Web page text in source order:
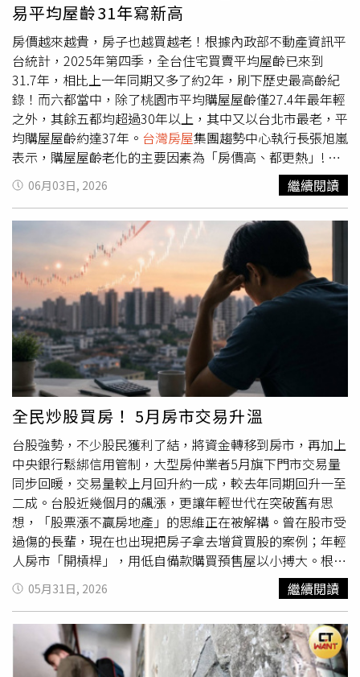
自住等需求，提供更彈性的貸款條件，讓真正有居住需求的
人不被過度限制，讓房市回到溫和、穩健、健康發展的軌
道。高力國際不動產業主代表服務部董事黃舒衛則表示，此
次央行理監事會議象徵房市正式告別高度政策干預階段，整
體市場結構將呈現「量穩價整、區域分化、長線資金提前布
局」並行的中期格局，房市定價權亦逐步回歸購買力面，提
醒賣方認清目前的資金、供需環境，告別超漲泡影，盡早重
新定價，而買方也要掌握難得的議價機會。他同時也建議主
管機關務實檢討高價住宅總價天花板、換屋貸款需求，同時
配合都更、危老政策持續擴大、轉型，調整土建融成數，才
是貼近市場需求、推進產業升級的關鍵。張旭嵐也進一步指
出，下半年房市觀察重點，除了關注熱錢流向外，另一個就
是通膨問題。近期我國的通膨率超過2%警戒線，若後續未
能回落至2%以下，下半年升息的可能性將提高；由於當前
房貸的利率水平已來到近17年新高，升息恐加深民眾的購屋
負擔，減損市場復甦力道，因此通膨高低牽動利率走勢，成
為下半年房市的重要變數。
易平均屋齡31年寫新高
房價越來越貴，房子也越買越老！根據內政部不動產資訊平
台統計，2025年第四季，全台住宅買賣平均屋齡已來到
31.7年，相比上一年同期又多了約2年，刷下歷史最高齡紀
錄！而六都當中，除了桃園市平均購屋屋齡僅27.4年最年輕
之外，其餘五都均超過30年以上，其中又以台北市最老，平
均購屋屋齡約達37年。 台灣房屋集團趨勢中心執行長張旭嵐
表示，購屋屋齡老化的主要因素為「房價高、都更熱」! 隨
房價持續攀升，不少購屋族只能「以屋齡換房價」的方式來
降低購屋門檻，使整體市場平均購屋屋齡持續墊高。尤其台
北市精華區老屋多、新屋貴，入手中古老宅整新翻修，成為
市場交易主力。此外，都會區素地難求，土融條件嚴苛，讓
危老成為近年建商積極發展重點，也相對推促屋齡30年以上
具改建潛力的老屋交易更為熱絡，推升購屋屋齡居高不下。
至於桃園購屋平均屋齡六都最年輕，主要受惠於脫北潮人口
移入、重劃區開發及捷運建設帶動，不少新興開發區釋出大
量新屋供給，買氣吸納北北桃首購族與年輕家庭。張旭嵐指
出，老屋雖然具備總價較低、地段機能成熟等優勢，但也可
能面臨建物結構老化、維修成本增加及貸款條件受限等問
題，影響居住品質與貸款上的財務壓力。另根據統計，六都
各行政區中，平均購屋屋齡最年輕寶座，由台南市善化區摘
下，平均購屋屋齡僅有約14.7年。其餘像是新北市淡水區、
桃園市桃園區，平均購屋屋齡均僅約2字頭左右。台北市則
以內湖區最年輕，但平均屋齡也有30.8年，台灣房屋集團趨
勢中心經理李家妮表示，購屋屋齡較年輕的行政區，多半受
惠於新興重劃區開發、重大建設或產業聚落帶動，使輕屋齡
住宅供給充足，加上首購族與年輕家庭普遍偏好屋況新穎、
具電梯及完善公設的住宅產品，因此房價相對親民的蛋白區
重劃區，更容易吸引自住買盤進駐，也使區段整體交易屋齡
相對年輕。像是新北市淡水區，因淡海新市鎮持續推案，市
場新屋供需湧現；台南市善化區則受惠於南科產業效應，吸
引大量科技就業人口進駐，以善化購屋熱區LM特區來說，
近年來新興住宅聚落開發快速，該特區住宅最老屋齡僅有14
年，也帶動該區交易屋齡維持在相對年輕的水準。
06月03日, 2026 繼續閱讀
全民炒股買房！ 5月房市交易升溫
台股強勢，不少股民獲利了結，將資金轉移到房市，再加上
中央銀行鬆綁信用管制，大型房仲業者5月旗下門市交易量
同步回暖，交易量較上月回升約一成，較去年同期回升一至
二成。台股近幾個月的飆漲，更讓年輕世代在突破舊有思
想，「股票漲不贏房地產」的思維正在被解構。曾在股市受
過傷的長輩，現在也出現把房子拿去增貸買股的案例；年輕
人房市「開槓桿」，用低自備款購買預售屋以小搏大。根據
各房仲業者公布5月房市交易資料顯示，永慶房產集團月增
12％、年增23％；住商機構月增9.5％、年增10.4％；中信
房屋月增8.5％、年增3.2％；台灣房屋月增12％、年增
15.4％。永慶房屋研展中心副理陳金萍表示，5月台股大漲
讓財富效果發酵，部分資金趁高位獲利了結，房市買氣回
05月31日, 2026 繼續閱讀